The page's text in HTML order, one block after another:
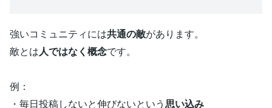
強いコミュニティには共通の敵があります。
敵とは人ではなく概念です。
例：
・毎日投稿しないと伸びないという思い込み